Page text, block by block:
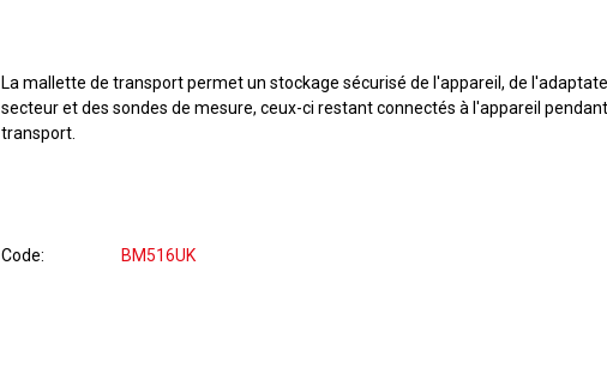
La mallette de transport permet un stockage sécurisé de l'appareil, de
secteur et des sondes de mesure, ceux-ci restant connectés à l'appareil
transport.
Code BM516UK